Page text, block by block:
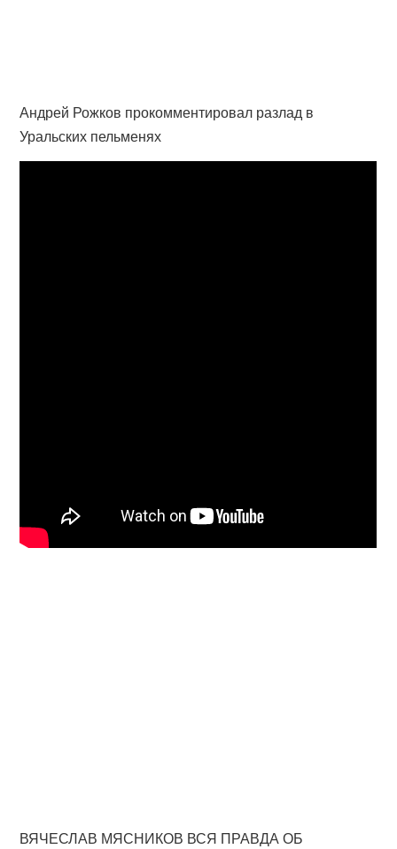
Андрей Рожков прокомментировал разлад в
Уральских пельменях
ВЯЧЕСЛАВ МЯСНИКОВ ВСЯ ПРАВДА ОБ